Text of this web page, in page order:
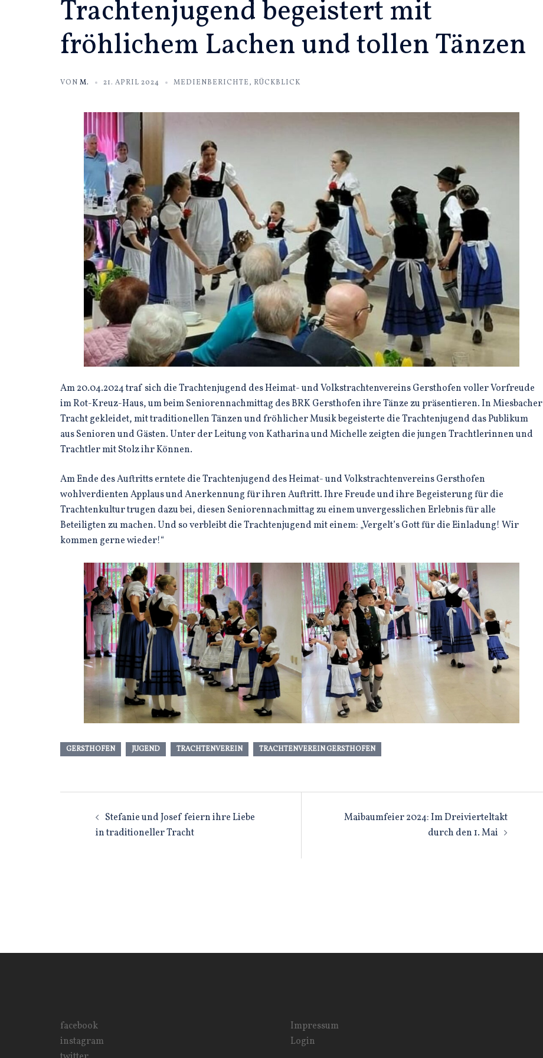
Trachtenjugend begeistert mit
fröhlichem Lachen und tollen Tänzen
VON M. 21. APRIL 2024 MEDIENBERICHTE, RÜCKBLICK
Am 20.04.2024 traf sich die Trachtenjugend des Heimat- und Volkstrachtenvereins Gersthofen voller Vorfreude
im Rot-Kreuz-Haus, um beim Seniorennachmittag des BRK Gersthofen ihre Tänze zu präsentieren. In Miesbacher
Tracht gekleidet, mit traditionellen Tänzen und fröhlicher Musik begeisterte die Trachtenjugend das Publikum
aus Senioren und Gästen. Unter der Leitung von Katharina und Michelle zeigten die jungen Trachtlerinnen und
Trachtler mit Stolz ihr Können.
Am Ende des Auftritts erntete die Trachtenjugend des Heimat- und Volkstrachtenvereins Gersthofen
wohlverdienten Applaus und Anerkennung für ihren Auftritt. Ihre Freude und ihre Begeisterung für die
Trachtenkultur trugen dazu bei, diesen Seniorennachmittag zu einem unvergesslichen Erlebnis für alle
Beteiligten zu machen. Und so verbleibt die Trachtenjugend mit einem: „Vergelt’s Gott für die Einladung! Wir
kommen gerne wieder!“
GERSTHOFEN JUGEND TRACHTENVEREIN TRACHTENVEREIN GERSTHOFEN
Beitragsnavigation
Stefanie und Josef feiern ihre Liebe
in traditioneller Tracht
Maibaumfeier 2024: Im Dreivierteltakt
durch den 1. Mai
facebook
instagram
Impressum
Login